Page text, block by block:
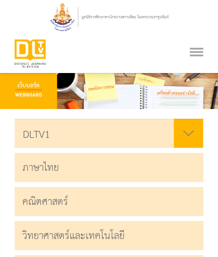
ภาษาไทย
คณิตศาสตร์
วิทยาศาสตร์และเทคโนโลยี